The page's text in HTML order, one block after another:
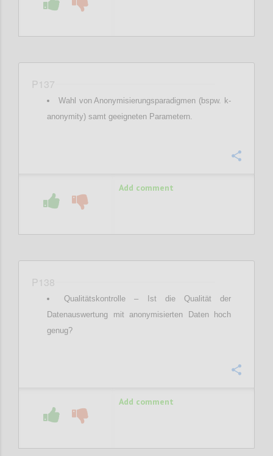
P137
Wahl von Anonymisierungsparadigmen (bspw. k-
anonymity) samt geeigneten Parametern.
Add comment
P138
Qualitätskontrolle – Ist die Qualität der
Datenauswertung mit anonymisierten Daten hoch
genug?
Add comment